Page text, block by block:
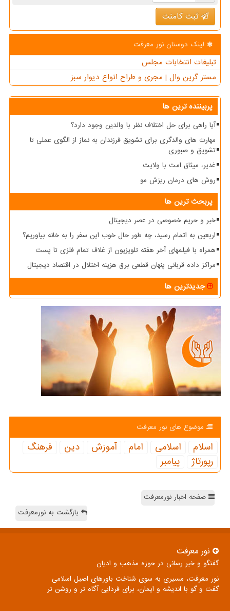
ثبت کامنت
لینک دوستان نور معرفت
تبلیغات انتخابات مجلس
مستر گرین وال | مجری و طراح انواع دیوار سبز
پربیننده ترین ها
آیا راهی برای حل اختلاف نظر با والدین وجود دارد؟
مهارت های والدگری برای تشویق فرزندان به نماز از الگوی عملی تا
تشویق و صبوری
غدیر، میثاق امت با ولایت
روش های درمان ریزش مو
پربحث ترین ها
خبر و حریم خصوصی در عصر دیجیتال
اربعین به اتمام رسید، چه طور حال خوب این سفر را به خانه بیاوریم؟
همراه با فیلمهای آخر هفته تلویزیون از غلاف تمام فلزی تا پست
مراکز داده قربانی پنهان قطعی برق هزینه اختلال در اقتصاد دیجیتال
جدیدترین ها
موضوع های نور معرفت
اسلام اسلامی امام آموزش دین
فرهنگ
رپورتاژ
پیامبر
صفحه اخبار نورمعرفت
بازگشت به نورمعرفت
نور معرفت
گفتگو و خبر رسانی در حوزه مذهب و ادیان
نور معرفت، مسیری به سوی شناخت باورهای اصیل اسلامی
گفت و گو با اندیشه و ایمان، برای فردایی آگاه تر و روشن تر